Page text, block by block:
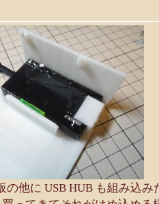
の他に USB HUB も組み込